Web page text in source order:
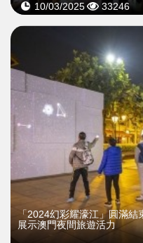
10/03/2025 33246
「2024幻彩耀濠江」圓滿結
展示澳門夜間旅遊活力